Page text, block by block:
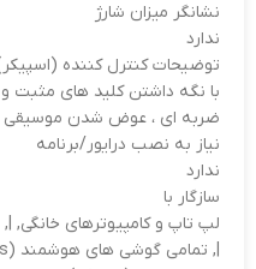
نشانگر میزان شارژ
ندارد
توضیحات کنترل کننده
با نگه داشتن کلید های مثبت
ضربه ای ، عوض شدن موسیقی
نیاز به نصب درایور/برنامه
ندارد
سازگار با
|, تمامی گوشی های هوشمند (Android-Ios)